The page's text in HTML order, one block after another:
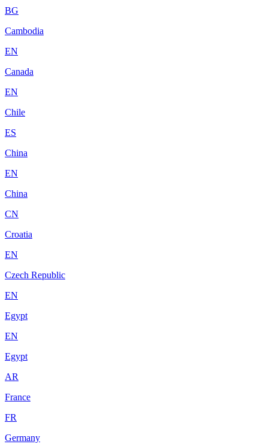
BG
Cambodia
EN
Canada
EN
Chile
ES
China
EN
China
CN
Croatia
EN
Czech Republic
EN
Egypt
EN
Egypt
AR
France
FR
Germany